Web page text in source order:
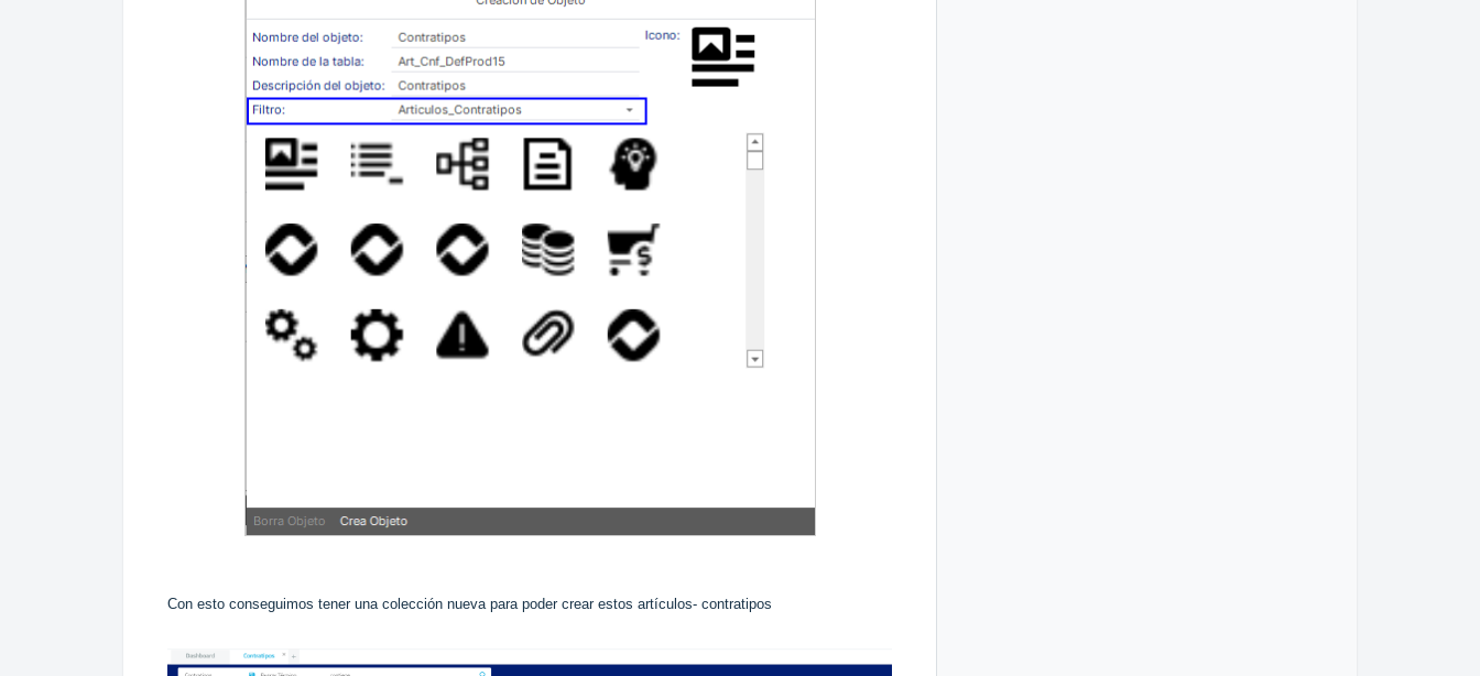
Con esto conseguimos tener una colección nueva para poder crear estos artículos- contratipos